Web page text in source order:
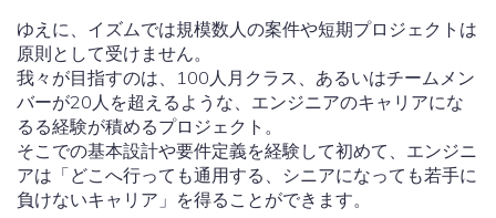
ゆえに、イズムでは規模数人の案件や短期プロジェクトは
原則として受けません。
我々が目指すのは、100人月クラス、あるいはチームメン
バーが20人を超えるような、エンジニアのキャリアにな
るる経験が積めるプロジェクト。
そこでの基本設計や要件定義を経験して初めて、エンジニ
アは「どこへ行っても通用する、シニアになっても若手に
負けないキャリア」を得ることができます。